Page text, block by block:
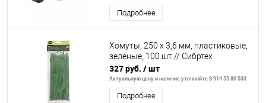
Подробнее
Хомуты, 250 х 3,6 мм, пластиковые,
зеленые, 100 шт.// Сибртех
327 руб. / шт
Актуальную цену и наличие уточняйте 8 914 55 80 533
Подробнее